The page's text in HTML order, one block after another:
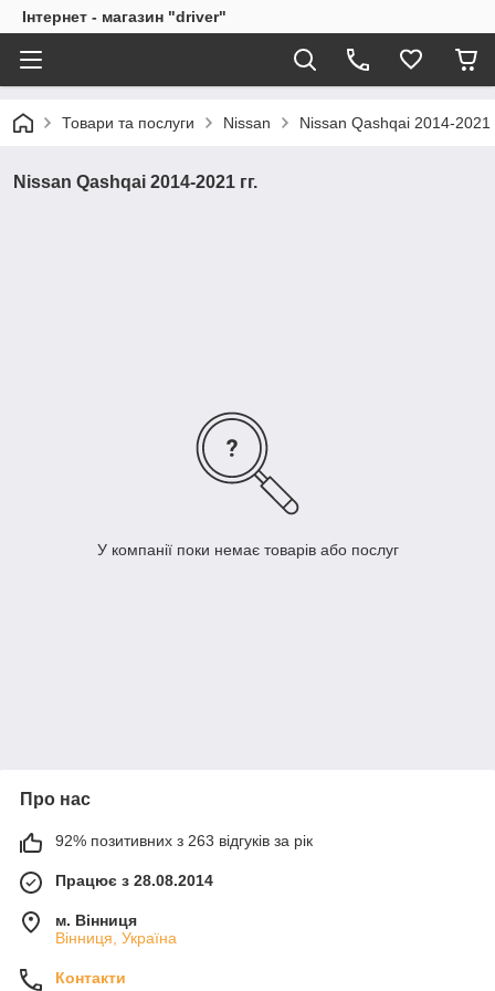
Інтернет - магазин "driver"
Товари та послуги Nissan Nissan Qashqai 2014-2021
Nissan Qashqai 2014-2021 гг.
У компанії поки немає товарів або послуг
Про нас
92% позитивних з 263 відгуків за рік
Працює з 28.08.2014
м. Вінниця
Вінниця, Україна
Контакти